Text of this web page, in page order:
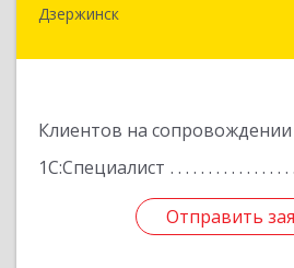
Дзержинск
Клиентов на сопровождении
1С:Специалист
Отправить
606025,
Отправить